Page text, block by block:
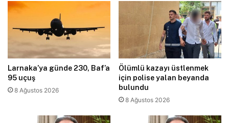
Larnaka’ya günde 230, Baf’a
95 uçuş
8 Ağustos 2026
Ölümlü kazayı üstlenmek
için polise yalan beyanda
bulundu
8 Ağustos 2026